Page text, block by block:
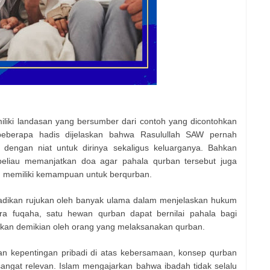
landasan yang bersumber dari contoh yang dicontohkan
hadis dijelaskan bahwa Rasulullah SAW pernah
niat untuk dirinya sekaligus keluarganya. Bahkan
memanjatkan doa agar pahala qurban tersebut juga
kemampuan untuk berqurban.
rujukan oleh banyak ulama dalam menjelaskan hukum
fuqaha, satu hewan qurban dapat bernilai pahala bagi
demikian oleh orang yang melaksanakan qurban.
kepentingan pribadi di atas kebersamaan, konsep qurban
relevan. Islam mengajarkan bahwa ibadah tidak selalu